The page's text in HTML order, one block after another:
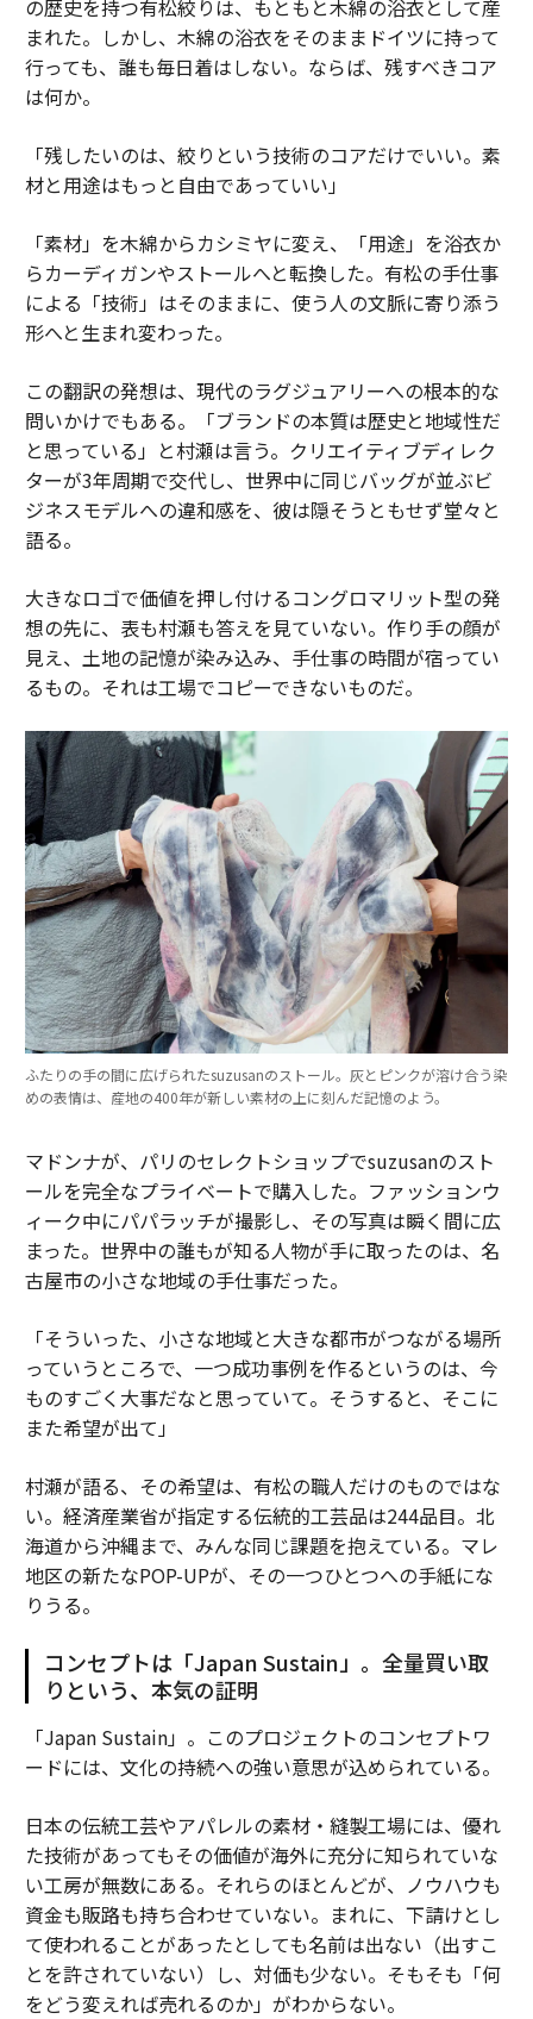
の歴史を持つ有松絞りは、もともと木綿の浴衣として産
まれた。しかし、木綿の浴衣をそのままドイツに持って
行っても、誰も毎日着はしない。ならば、残すべきコア
は何か。
「残したいのは、絞りという技術のコアだけでいい。素
材と用途はもっと自由であっていい」
「素材」を木綿からカシミヤに変え、「用途」を浴衣か
らカーディガンやストールへと転換した。有松の手仕事
による「技術」はそのままに、使う人の文脈に寄り添う
形へと生まれ変わった。
この翻訳の発想は、現代のラグジュアリーへの根本的な
問いかけでもある。「ブランドの本質は歴史と地域性だ
と思っている」と村瀬は言う。クリエイティブディレク
ターが3年周期で交代し、世界中に同じバッグが並ぶビ
ジネスモデルへの違和感を、彼は隠そうともせず堂々と
語る。
大きなロゴで価値を押し付けるコングロマリット型の発
想の先に、表も村瀬も答えを見ていない。作り手の顔が
見え、土地の記憶が染み込み、手仕事の時間が宿ってい
るもの。それは工場でコピーできないものだ。
ふたりの手の間に広げられたsuzusanのストール。灰とピンクが溶け合う染
めの表情は、産地の400年が新しい素材の上に刻んだ記憶のよう。
マドンナが、パリのセレクトショップでsuzusanのスト
ールを完全なプライベートで購入した。ファッションウ
ィーク中にパパラッチが撮影し、その写真は瞬く間に広
まった。世界中の誰もが知る人物が手に取ったのは、名
古屋市の小さな地域の手仕事だった。
「そういった、小さな地域と大きな都市がつながる場所
っていうところで、一つ成功事例を作るというのは、今
ものすごく大事だなと思っていて。そうすると、そこに
また希望が出て」
村瀬が語る、その希望は、有松の職人だけのものではな
い。経済産業省が指定する伝統的工芸品は244品目。北
海道から沖縄まで、みんな同じ課題を抱えている。マレ
地区の新たなPOP-UPが、その一つひとつへの手紙にな
りうる。
コンセプトは「Japan Sustain」。全量買い取
りという、本気の証明
「Japan Sustain」。このプロジェクトのコンセプトワ
ードには、文化の持続への強い意思が込められている。
日本の伝統工芸やアパレルの素材・縫製工場には、優れ
た技術があってもその価値が海外に充分に知られていな
い工房が無数にある。それらのほとんどが、ノウハウも
資金も販路も持ち合わせていない。まれに、下請けとし
て使われることがあったとしても名前は出ない（出すこ
とを許されていない）し、対価も少ない。そもそも「何
をどう変えれば売れるのか」がわからない。